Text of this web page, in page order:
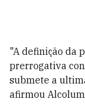
"A definição da
prerrogativa
submete a
afirmou